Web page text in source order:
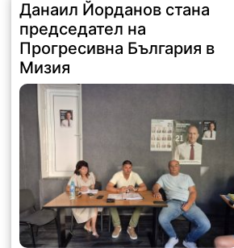
България в Мизия. За председател е
избран Данаил Георгиев Йорданов. Той
роден на 22 април 1966 г. в с. Липница.
Женен, с две деца. Целият му...
Обновиха още две улици в
Борован